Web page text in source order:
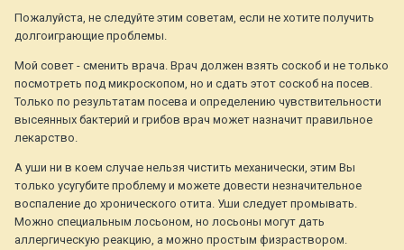
Пожалуйста, не следуйте этим советам, если не хотите получить
долгоиграющие проблемы.
Мой совет - сменить врача. Врач должен взять соскоб и не только
посмотреть под микроскопом, но и сдать этот соскоб на посев.
Только по результатам посева и определению чувствительности
высеянных бактерий и грибов врач может назначит правильное
лекарство.
А уши ни в коем случае нельзя чистить механически, этим Вы
только усугубите проблему и можете довести незначительное
воспаление до хронического отита. Уши следует промывать.
Можно специальным лосьоном, но лосьоны могут дать
аллергическую реакцию, а можно простым физраствором.